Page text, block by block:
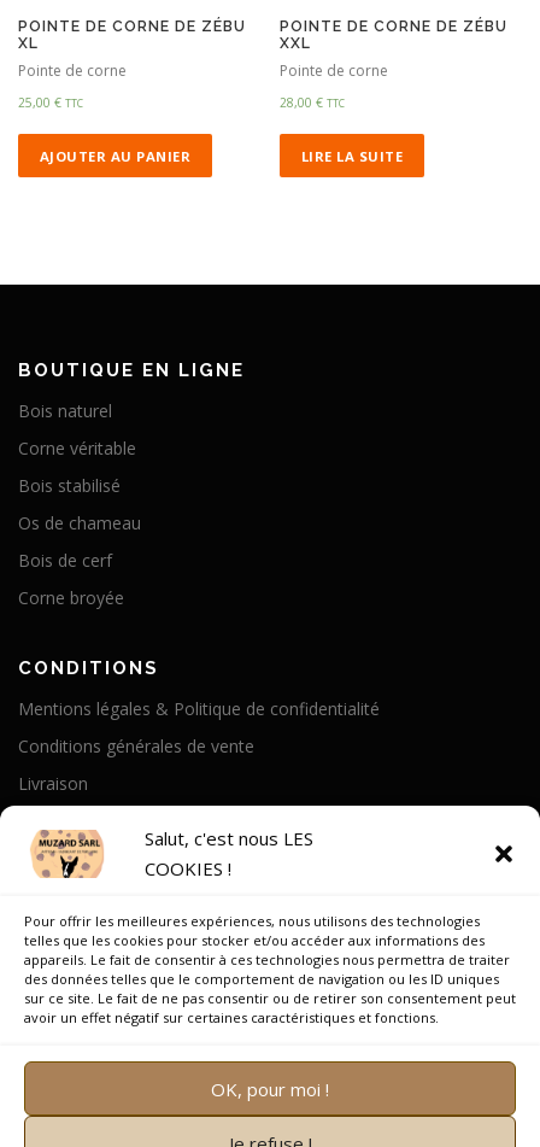
Salut, c'est nous LES
COOKIES !
Pour offrir les meilleures expériences, nous utilisons des technologies
telles que les cookies pour stocker et/ou accéder aux informations des
appareils. Le fait de consentir à ces technologies nous permettra de traiter
des données telles que le comportement de navigation ou les ID uniques
sur ce site. Le fait de ne pas consentir ou de retirer son consentement peut
avoir un effet négatif sur certaines caractéristiques et fonctions.
OK, pour moi !
POINTE DE CORNE DE ZÉBU
XL
Pointe de corne
25,00 € TTC
AJOUTER AU PANIER
POINTE DE CORNE DE ZÉBU
XXL
Pointe de corne
28,00€ TTC
LIRE LA SUITE
BOUTIQUE EN LIGNE
Bois naturel
Corne véritable
Bois stabilisé
Os de chameau
Bois de cerf
Corne broyée
CONDITIONS
Mentions légales & Politique de confidentialité
Conditions générales de vente
Livraison
Notre Histoire
On parle de nous
Recrutement